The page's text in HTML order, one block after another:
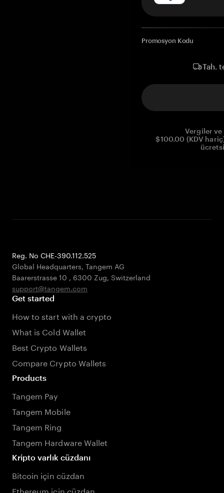
Promosyon Kodu
Tah.
Vergiler
$100.00 (KDV
Reg. No CHE-390.112.525
Global Headquarters, Tangem AG
Baarerstrasse 10 , 6300 Zug, Switzerland
support@tangem.com
Get started
How to start with a crypto
What is Cold Wallet
Best Crypto Wallets
Compare Crypto Wallets
Products
Tangem Pay
Tangem Mobile
Tangem Ring
Tangem Hardware Wallet
Kripto varlık cüzdanı
Bitcoin için cüzdan
Ethereum için cüzdan